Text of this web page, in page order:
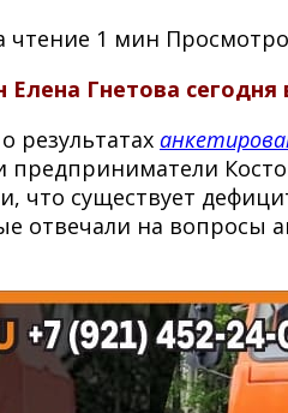
чтение 1 мин
Елена Гнетова
результатах
предприниматели
что существует
отвечали на вопросы